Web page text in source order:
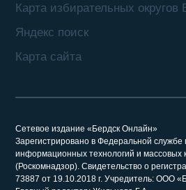
Карта избирательных округов
Яндекс поиск
Карта сайта
Сетевое издание «Бердск Онлайн»
Зарегистрировано в Федеральной службе
информационных технологий и массовых
(Роскомнадзор). Свидетельство о
73887 от 19.10.2018 г. Учредитель: ООО